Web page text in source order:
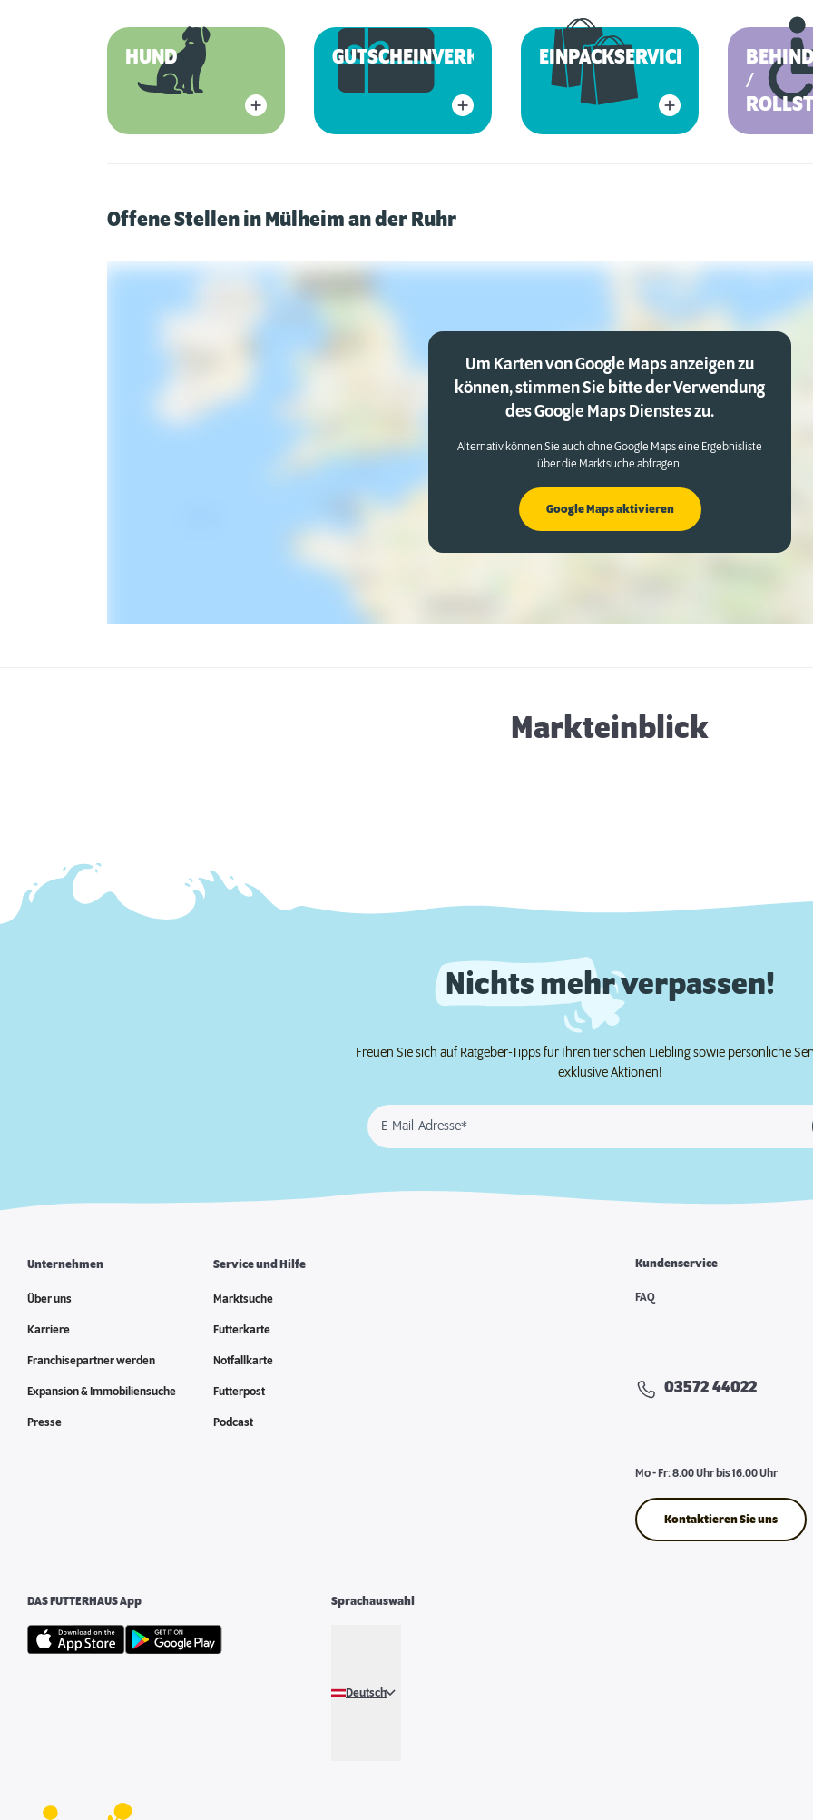
HUND GUTSCHEINVERKAUF EINPACKSERVICE
/
Offene Stellen in Mülheim an der Ruhr
Um Karten von Google Maps anzeigen zu
können, stimmen Sie bitte der Verwendung
des Google Maps Dienstes zu.
Alternativ können Sie auch ohne Google Maps eine Ergebnisliste
über die Marktsuche abfragen.
Google Maps aktivieren
Markteinblick
Nichts mehr verpassen!
Freuen Sie sich auf Ratgeber-Tipps für Ihren tierischen Liebling sowie persönliche
exklusive Aktionen!
E-Mail-Adresse*
Unternehmen
Über uns
Karriere
Franchisepartner werden
Expansion & Immobiliensuche
Presse
Service und Hilfe
Marktsuche
Futterkarte
Notfallkarte
Futterpost
Podcast
Kundenservice
FAQ
03572 44022
Mo - Fr: 8.00 Uhr bis 16.00 Uhr
Kontaktieren Sie uns
DAS FUTTERHAUS App Sprachauswahl
Deutsch